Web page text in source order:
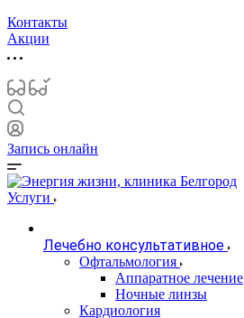
Контакты
Акции
Запись онлайн
Услуги
Лечебно консультативное
Офтальмология
Аппаратное лечение
Ночные линзы
Кардиология